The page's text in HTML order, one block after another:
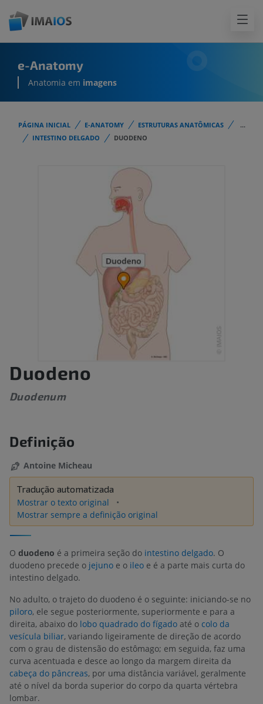
e-Anatomy
Anatomia em imagens
PÁGINA INICIAL E-ANATOMY ESTRUTURAS ANATÔMICAS
...
INTESTINO DELGADO
DUODENO
Duodeno
Duodenum
Definição
Antoine Micheau
Tradução automatizada
Mostrar o texto original
Mostrar sempre a definição original
O duodeno é a primeira seção do intestino delgado. O
duodeno precede o jejuno e o ileo e é a parte mais curta do
intestino delgado.
No adulto, o trajeto do duodeno é o seguinte: iniciando-se no
piloro, ele segue posteriormente, superiormente e para a
direita, abaixo do lobo quadrado do fígado até o colo da
vesícula biliar, variando ligeiramente de direção de acordo
com o grau de distensão do estômago; em seguida, faz uma
curva acentuada e desce ao longo da margem direita da
cabeça do pâncreas, por uma distância variável, geralmente
até o nível da borda superior do corpo da quarta vértebra
lombar.